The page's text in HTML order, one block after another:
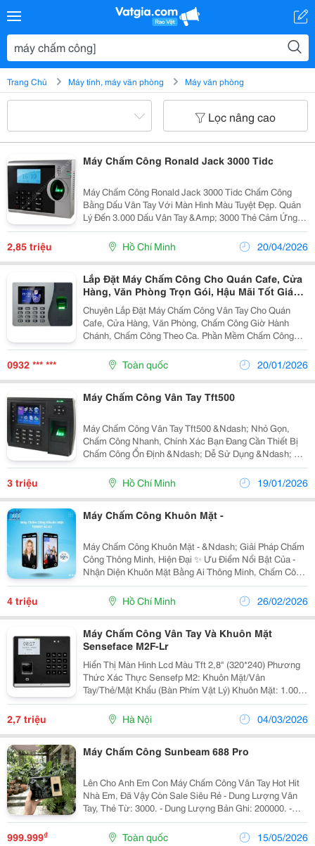
Trang Chủ Máy tính, máy văn phòng Máy văn phòng
Lọc nâng cao
Máy Chấm Công Ronald Jack 3000 Tidc
Máy Chấm Công Ronald Jack 3000 Tidc Chấm Công
Bằng Dấu Vân Tay Với Màn Hình Màu Tuyệt Đẹp. Quản
Lý Đến 3.000 Dấu Vân Tay &Amp; 3000 Thẻ Cảm Ứng +
Password Một Người Có Thể Đăng Ký 10 Dấu Vân Tay
&Amp; Password
2,85 triệu Hồ Chí Minh 20/04/2026
Lắp Đặt Máy Chấm Công Cho Quán Cafe, Cửa
Hàng, Văn Phòng Trọn Gói, Hậu Mãi Tốt Giá
Tốt Nhất Tphcm
Chuyên Lắp Đặt Máy Chấm Công Vân Tay Cho Quán
Cafe, Cửa Hàng, Văn Phòng, Chấm Công Giờ Hành
Chánh, Chấm Công Theo Ca. Phần Mềm Chấm Công
Tiếng Việt Dễ Sử Dụng, Hỗ Trợ Phần Mềm Vĩnh Viễn.
Miễn Phí Công Lắp Đặt Máy Chấm Công Tại Tphcm.
Tặng 5M Dây M
0932 *** *** Toàn quốc 20/01/2026
Máy Chấm Công Vân Tay Tft500
Máy Chấm Công Vân Tay Tft500 &Ndash; Nhỏ Gọn,
Chấm Công Nhanh, Chính Xác Bạn Đang Cần Thiết Bị
Chấm Công Ổn Định &Ndash; Dễ Sử Dụng &Ndash; Giá
Hợp Lý Cho Văn Phòng, Cửa Hàng, Xưởng Nhỏ? Tft500
Là Lựa Chọn Phù Hợp! ✨ Tính Năng Nổi Bật: ✅...
3 triệu Hồ Chí Minh 19/01/2026
Máy Chấm Công Khuôn Mặt -
Máy Chấm Công Khuôn Mặt - &Ndash; Giải Pháp Chấm
Công Thông Minh, Hiện Đại ✨ Ưu Điểm Nổi Bật Của -
Nhận Diện Khuôn Mặt Bằng Ai Thông Minh, Chấm Công
Cực Nhanh Chỉ Trong Tích Tắc Không Tiếp Xúc
&Ndash; An Toàn, Vệ Sinh, Phù Hợp Môi Trường
Đông...
4 triệu Hồ Chí Minh 26/02/2026
Máy Chấm Công Vân Tay Và Khuôn Mặt
Senseface M2F-Lr
Hiển Thị Màn Hình Lcd Màu Tft 2,8" (320*240) Phương
Thức Xác Thực Sensefp M2: Khuôn Mặt/Vân
Tay/Thẻ/Mật Khẩu (Bàn Phím Vật Lý) Khuôn Mặt: 1.000
Dung Lượng Vân Tay 3.000 Dung Lượng Thẻ 3.000
Dung Lượng Người Dung 3.000 Dung Lượng Giao Dịch
150.000 Có...
2,7 triệu Hà Nội 04/03/2026
Máy Chấm Công Sunbeam 688 Pro
Lên Cho Anh Em Con Máy Chấm Công Vân Tay Hot Hit
Nhà Em, Đã Vậy Còn Sale Siêu Rẻ - Dung Lượng Vân
Tay, Thẻ Từ: 3000. - Dung Lượng Bản Ghi: 200000. -
Bảo Mật Dữ Liệu Chấm Công Khi Mất Điện Để Mà Nói 1
Trong Những Thiết Bị Chấm Công Vân Tay Tốt Hiện...
999.999₫ Toàn quốc 15/05/2026